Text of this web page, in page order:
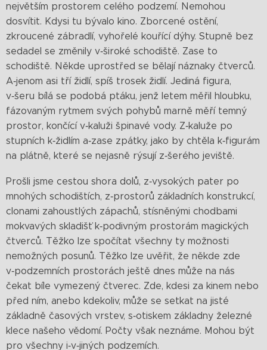
největším prostorem celého podzemí. Nemohou
dosvítit. Kdysi tu bývalo kino. Zborcené ostění,
zkroucené zábradlí, vyhořelé kouřící dýhy. Stupně bez
sedadel se změnily v‑široké schodiště. Zase to
schodiště. Někde uprostřed se bělají náznaky čtverců.
A‑jenom asi tří židlí, spíš trosek židlí. Jediná figura,
v‑šeru bílá se podobá ptáku, jenž letem měřil hloubku,
fázovaným rytmem svých pohybů marně měří temný
prostor, končící v‑kaluži špinavé vody. Z‑kaluže po
stupních k‑židlím a‑zase zpátky, jako by chtěla k‑figurám
na plátně, které se nejasně rýsují z‑šerého jeviště.
Prošli jsme cestou shora dolů, z‑vysokých pater po
mnohých schodištích, z‑prostorů základních konstrukcí,
clonami zahoustlých zápachů, stísněnými chodbami
mokvavých skladišť k‑podivným prostorám magických
čtverců. Těžko lze spočítat všechny ty možnosti
nemožných posunů. Těžko lze uvěřit, že někde zde
v‑podzemních prostorách ještě dnes může na nás
čekat bíle vymezený čtverec. Zde, kdesi za kinem nebo
před ním, anebo kdekoliv, může se setkat na jisté
základně časových vrstev, s‑otiskem základny železné
klece našeho vědomí. Počty však neznáme. Mohou být
pro všechny i‑v‑jiných podzemích.